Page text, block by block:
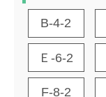
B-4-2
Ｅ-6-2
F-8-2